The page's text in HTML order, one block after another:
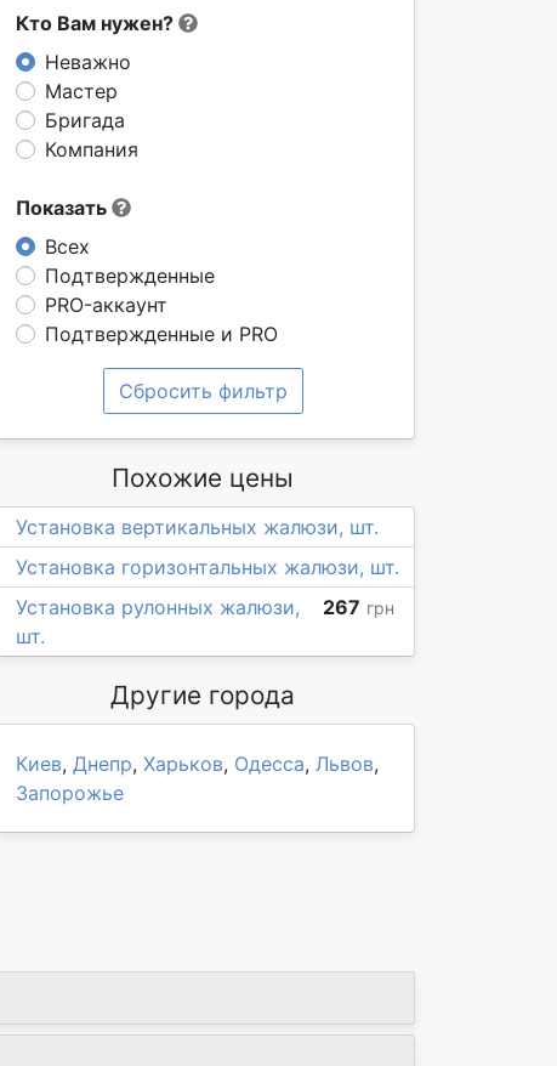
Кто Вам нужен?
Неважно
Мастер
Бригада
Компания
Показать
Всех
Подтвержденные
PRO-аккаунт
Подтвержденные и PRO
Сбросить фильтр
Похожие цены
Установка вертикальных жалюзи, шт.
Установка горизонтальных жалюзи, шт.
Установка рулонных жалюзи,
шт.
267 грн
Другие города
Киев, Днепр, Харьков, Одесса, Львов,
Запорожье